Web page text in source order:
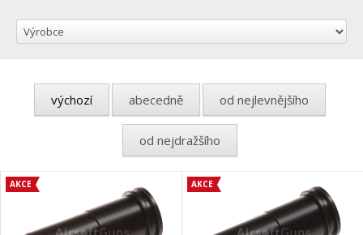
výchozí abecedně od nejlevnějšího
od nejdražšího
AKCE AKCE